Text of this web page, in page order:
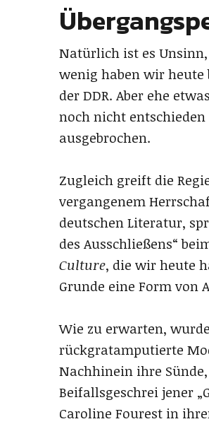
Natürlich ist es
wenig haben wir
der DDR. Aber ehe
noch nicht
ausgebrochen.
Zugleich greift die
vergangenem
deutschen Literatur,
des Ausschließens“
Culture, die wir heute
Grunde eine Form von
Wie zu erwarten,
rückgratamputierte
Nachhinein ihre
Beifallsgeschrei jener
Caroline Fourest in